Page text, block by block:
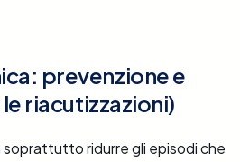
prevenzione e
riacutizzazioni)
soprattutto ridurre gli episodi che